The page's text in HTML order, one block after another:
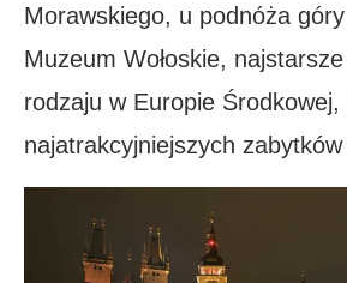
Morawskiego, u podnóża
Muzeum Wołoskie,
rodzaju w Europie
najatrakcyjniejszych